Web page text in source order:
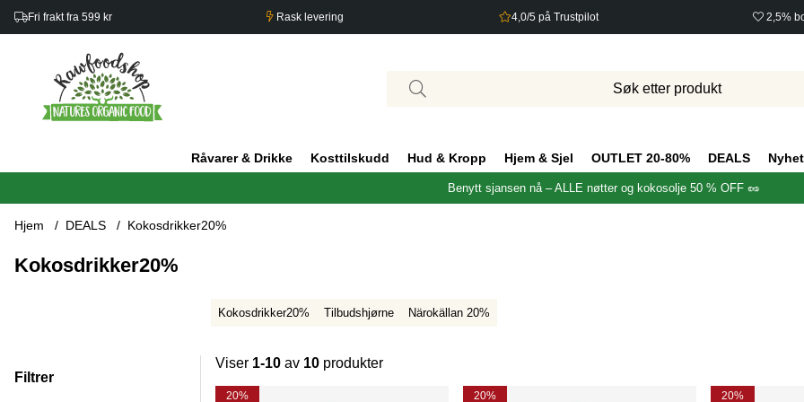
Fri frakt fra 599 kr Rask levering 4,0/5 på Trustpilot 2,5%
Råvarer & Drikke Kosttilskudd Hud & Kropp Hjem & Sjel OUTLET 20-80% DEALS
Benytt sjansen nå – ALLE nøtter og kokosolje 50 % OFF 🥜
Hjem DEALS Kokosdrikker20%
Kokosdrikker20%
Kokosdrikker20% Tilbudshjørne Närokällan 20%
Filtrer
Viser 1-10 av 10 produkter
Produkter
20% 20% 20%